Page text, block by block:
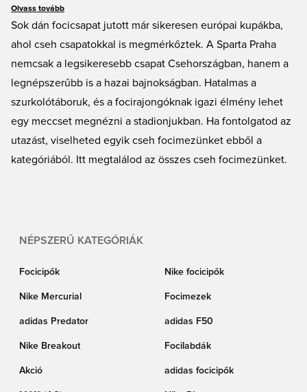
választékban találsz cseh focimezeket a legkedveltebb csapatoktól, többek
között a Sparta Prahatól. Amikor Dánia legjobb fociboltjában vásárolsz, akár
és számod szeretnéd a hátára, vagy esetleg a kedvenc játékosodét? A
választás a tiéd!
Olvass tovább
Sok dán focicsapat jutott már sikeresen európai kupákba,
ahol cseh csapatokkal is megmérkőztek. A Sparta Praha
nemcsak a legsikeresebb csapat Csehországban, hanem a
legnépszerűbb is a hazai bajnokságban. Hatalmas a
szurkolótáboruk, és a focirajongóknak igazi élmény lehet
egy meccset megnézni a stadionjukban. Ha fontolgatod az
utazást, viselheted egyik cseh focimezünket ebből a
kategóriából. Itt megtalálod az összes cseh focimezünket.
NÉPSZERŰ KATEGÓRIÁK
Focicipők Nike focicipők
Nike Mercurial Focimezek
adidas Predator adidas F50
Nike Breakout Focilabdák
Akció adidas focicipők